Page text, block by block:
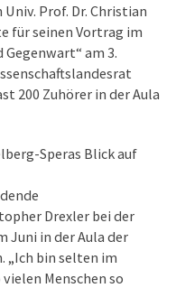
Prof. Dr. Christian
für seinen Vortrag im
am 3.
200 Zuhörer in der Aula
Speras Blick auf
Drexler bei der
Juni in der Aula der
„Ich bin selten im
Menschen so